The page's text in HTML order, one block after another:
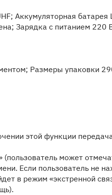
Аккумуляторная
Зарядка с питанием
Размеры упаковки
этой функции
может
Если пользователь не
в режим «экстренной